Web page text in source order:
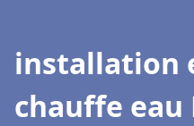
installation
chauffe eau